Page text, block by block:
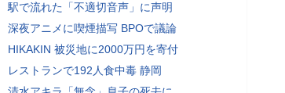
駅で流れた「不適切音声」に声明
深夜アニメに喫煙描写 BPOで議論
HIKAKIN 被災地に2000万円を寄付
レストランで192人食中毒 静岡